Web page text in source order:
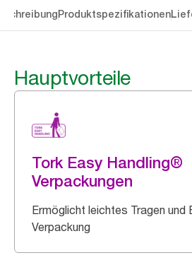
Produktspezifikationen
Hauptvorteile
Tork Easy Handling®
Verpackungen
Ermöglicht leichtes Tragen und
Verpackung